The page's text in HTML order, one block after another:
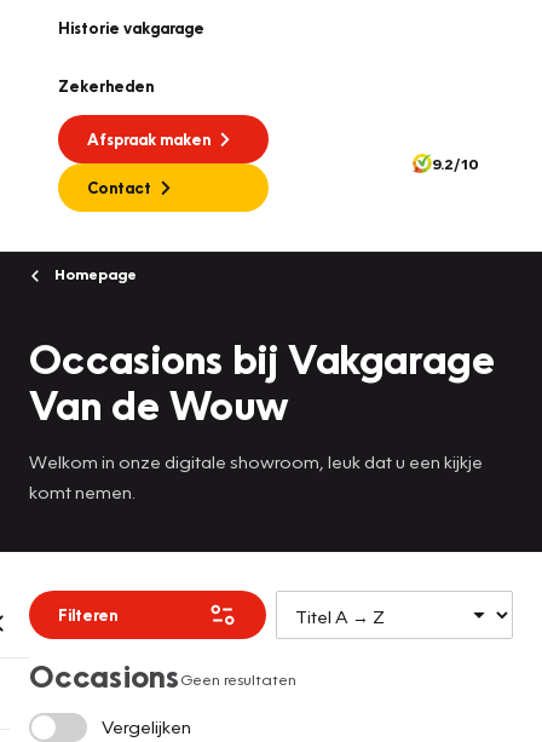
Historie vakgarage
Zekerheden
Afspraak maken
Contact
9.2/10
Homepage
Occasions bij Vakgarage
Van de Wouw
Welkom in onze digitale showroom, leuk dat u een kijkje
komt nemen.
Filteren
OccasionsGeen resultaten
Vergelijken